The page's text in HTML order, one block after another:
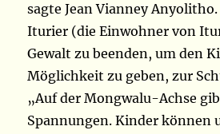
sagte Jean Vianney
Iturier (die Einwohner von
Gewalt zu beenden, um den
Möglichkeit zu geben, zur
„Auf der Mongwalu-Achse
Spannungen. Kinder können